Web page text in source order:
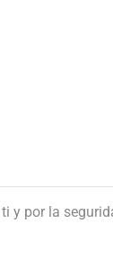
y por la